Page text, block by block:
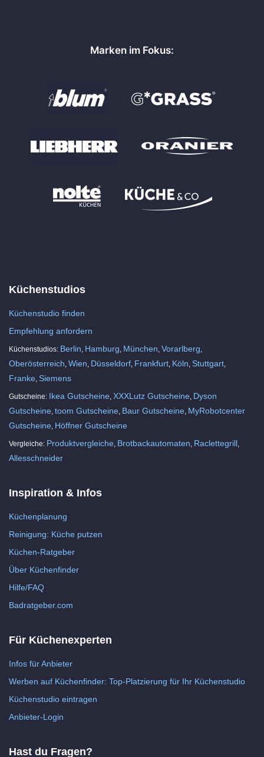
Marken im Fokus:
Küchenstudios
Küchenstudio finden
Empfehlung anfordern
Küchenstudios: Berlin Hamburg München Vorarlberg
Oberösterreich Wien Düsseldorf Frankfurt Köln Stuttgart
Franke Siemens
Gutscheine: Ikea Gutscheine XXXLutz Gutscheine Dyson
Gutscheine toom Gutscheine Baur Gutscheine MyRobotcenter
Gutscheine Höffner Gutscheine
Vergleiche: Produktvergleiche Brotbackautomaten Raclettegrill
Allesschneider
Inspiration & Infos
Küchenplanung
Reinigung: Küche putzen
Küchen-Ratgeber
Über Küchenfinder
Hilfe/FAQ
Badratgeber.com
Für Küchenexperten
Infos für Anbieter
Werben auf Küchenfinder: Top-Platzierung für Ihr Küchenstudio
Küchenstudio eintragen
Anbieter-Login
Hast du Fragen?